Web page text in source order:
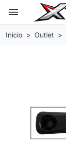
menu
Início Outlet